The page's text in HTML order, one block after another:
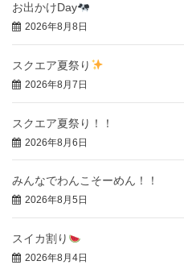
お出かけDay
2026年8月8日
スクエア夏祭り
2026年8月7日
スクエア夏祭り！！
2026年8月6日
みんなでわんこそーめん！！
2026年8月5日
スイカ割り
2026年8月4日